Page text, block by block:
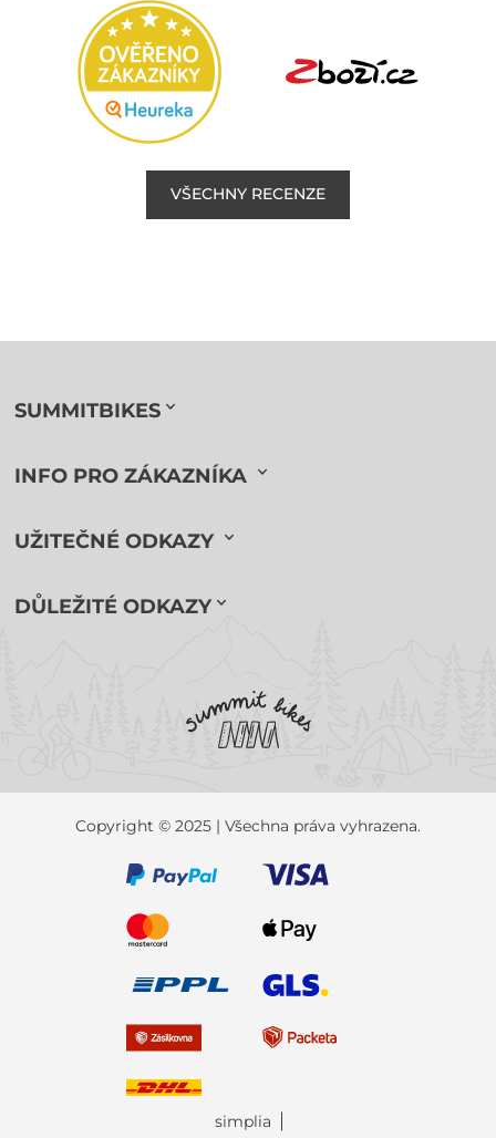
VŠECHNY RECENZE
SUMMITBIKES
INFO PRO ZÁKAZNÍKA
UŽITEČNÉ ODKAZY
DŮLEŽITÉ ODKAZY
Copyright © 2025 | Všechna práva vyhrazena.
simplia